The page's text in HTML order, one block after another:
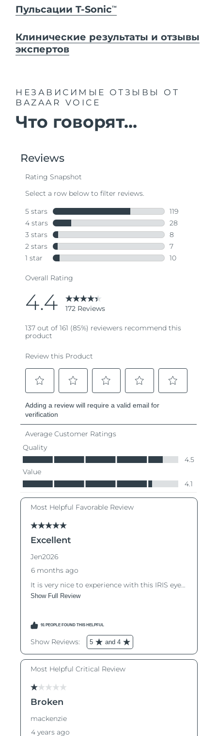
Пульсации T-SonicTM
Клинические результаты и отзывы
экспертов
НЕЗАВИСИМЫЕ ОТЗЫВЫ
ОТ
BAZAAR VOICE
Что говорят...